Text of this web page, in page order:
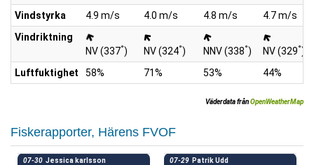
Vindstyrka
4.9 m/s 4.0 m/s 4.8 m/s
4.7 m/s
Vindriktning
NV (337°) NV (324°) NNV (338°) NV (329°)
Luftfuktighet
58% 71% 53% 44%
Väderdata frånOpenWeatherMap
Fiskerapporter, Härens FVOF
07-30 Jessica karlsson 07-29 Patrik Udd